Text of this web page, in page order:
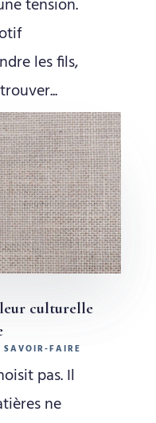
tension.
les fils,
culturelle
FAIRE
pas. Il
ne